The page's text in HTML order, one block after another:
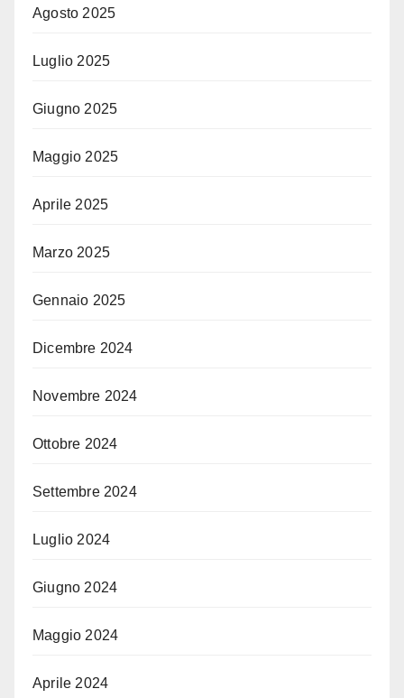
Agosto 2025
Luglio 2025
Giugno 2025
Maggio 2025
Aprile 2025
Marzo 2025
Gennaio 2025
Dicembre 2024
Novembre 2024
Ottobre 2024
Settembre 2024
Luglio 2024
Giugno 2024
Maggio 2024
Aprile 2024